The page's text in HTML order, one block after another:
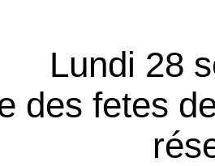
Lundi 28
des fetes